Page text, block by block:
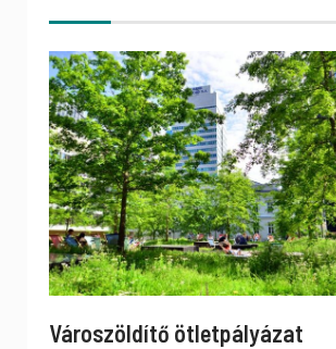
Városzöldítő ötletpályázat